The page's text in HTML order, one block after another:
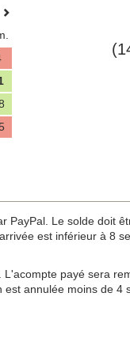
(
PayPal. Le solde doit
est inférieur à 8
payé sera
annulée moins de 4